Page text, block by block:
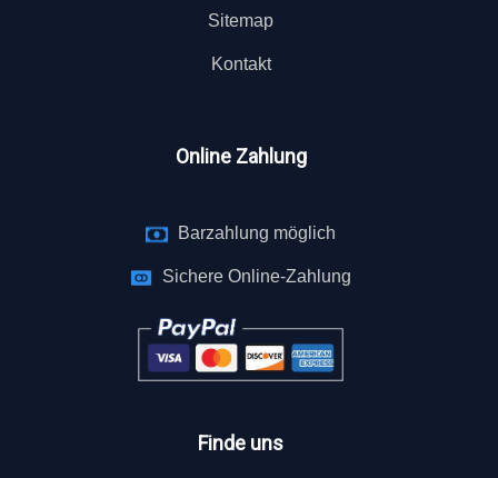
Sitemap
Kontakt
Online Zahlung
Barzahlung möglich
Sichere Online-Zahlung
Finde uns